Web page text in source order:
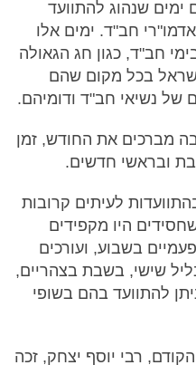
שנהוג להתוועד
חב"ד. ימים אלו
חב"ד, כגון חג הגאולה
בכל מקום שהם
של נשיאי חב"ד ודומיהם.
מברכים את החודש, זמן
ובראשי חדשים.
לעיתים קרובות
היו מקפידים
בשבוע, ועורכים
שישי, בשבת בצהריים,
להתוועד בהם בשופי
רבי יוסף יצחק, זכה